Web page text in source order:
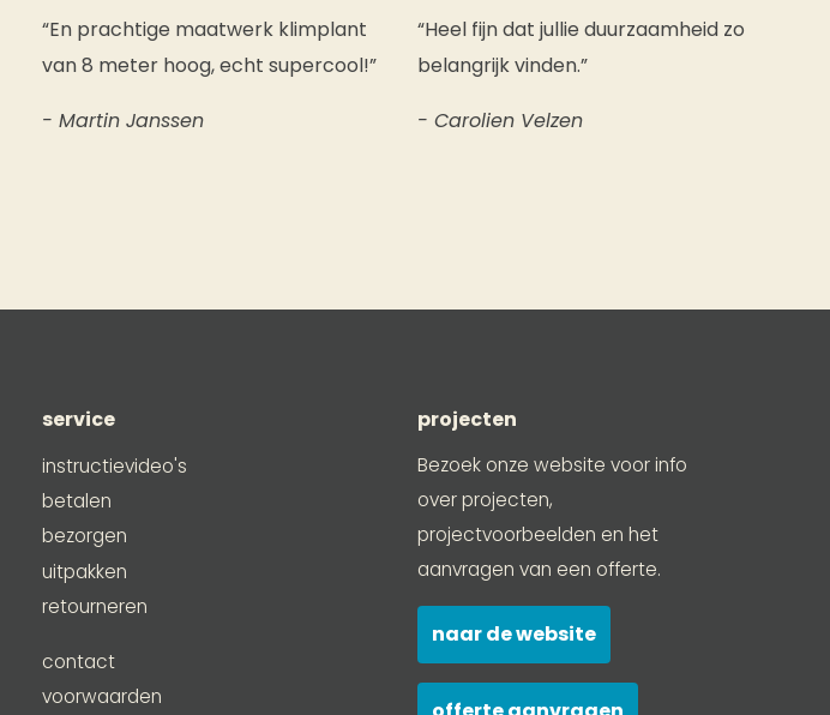
“En prachtige maatwerk klimplant
van 8 meter hoog, echt supercool!”
- Martin Janssen
“Heel fijn dat jullie duurzaamheid zo
belangrijk vinden.”
- Carolien Velzen
service
instructievideo's
betalen
bezorgen
uitpakken
retourneren
contact
voorwaarden
projecten
Bezoek onze website voor info
over projecten,
projectvoorbeelden en het
aanvragen van een offerte.
naar de website